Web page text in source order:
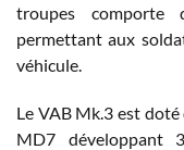
troupes comporte
permettant aux
véhicule.
Le VAB Mk.3 est
MD7 développant